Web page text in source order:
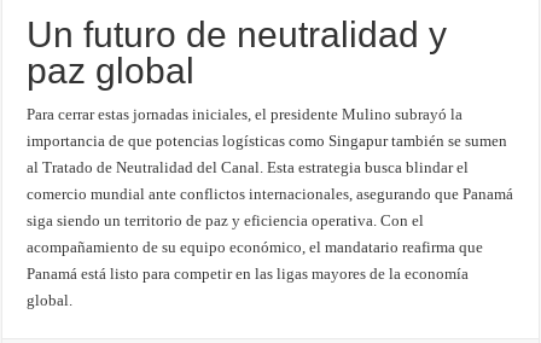
Un futuro de neutralidad y
paz global
Para cerrar estas jornadas iniciales, el presidente Mulino subrayó la
importancia de que potencias logísticas como Singapur también se sumen
al Tratado de Neutralidad del Canal. Esta estrategia busca blindar el
comercio mundial ante conflictos internacionales, asegurando que Panamá
siga siendo un territorio de paz y eficiencia operativa. Con el
acompañamiento de su equipo económico, el mandatario reafirma que
Panamá está listo para competir en las ligas mayores de la economía
global.